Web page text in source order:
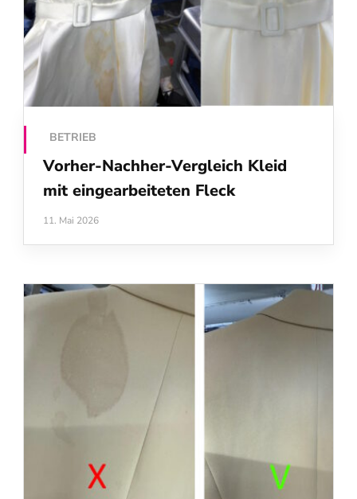
BETRIEB
Vorher-Nachher-Vergleich Kleid
mit eingearbeiteten Fleck
11. Mai 2026